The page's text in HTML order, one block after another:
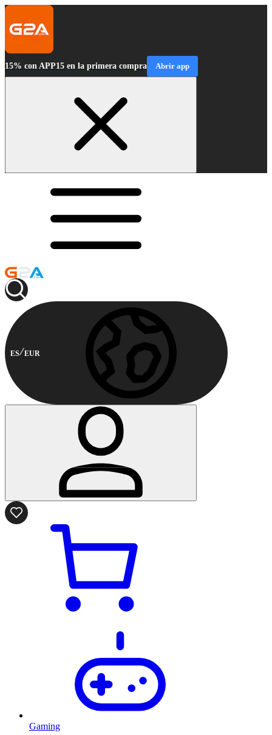
15% con APP15 en la primera compra Abrir app
ES EUR
Gaming